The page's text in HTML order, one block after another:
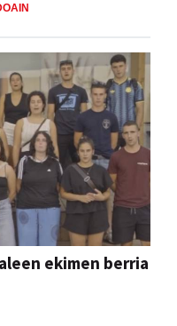
ekimen berria